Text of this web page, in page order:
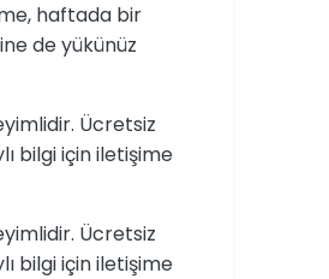
haftada bir
de yükünüz
Ücretsiz
bilgi için iletişime
Ücretsiz
bilgi için iletişime